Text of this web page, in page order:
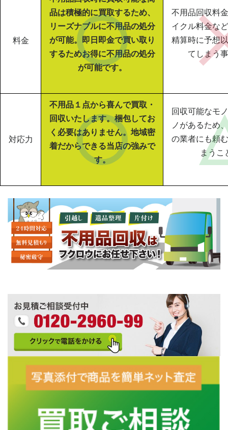
料金
品は積極的に買取するため、
リーズナブルに不用品の処分
が可能。即日即金で買い取り
するためお得に不用品の処分
が可能です。
不用品回収料
イクル料金な
精算時に予想
てしまう
対応力
不用品１点から喜んで買取・
回収いたします。梱包してお
く必要はありません。地域密
着だからできる当店の強みで
す。
回収可能なモ
ノがあるため
の業者にも頼
まうこ